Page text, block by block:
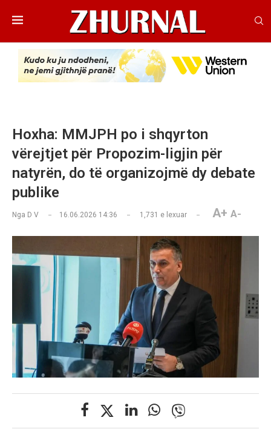
Hoxha: MMJPH po i shqyrton
vërejtjet për Propozim-ligjin për
natyrën, do të organizojmë dy debate
publike
Nga D V 16.06.2026 14:36 1,731 e lexuar A+ A-